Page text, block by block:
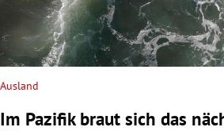
Ausland
Im Pazifik braut sich das